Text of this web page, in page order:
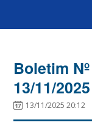
Boletim
13/11/2025
13/11/2025 20:12